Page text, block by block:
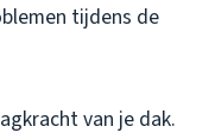
tijdens de
van je dak.